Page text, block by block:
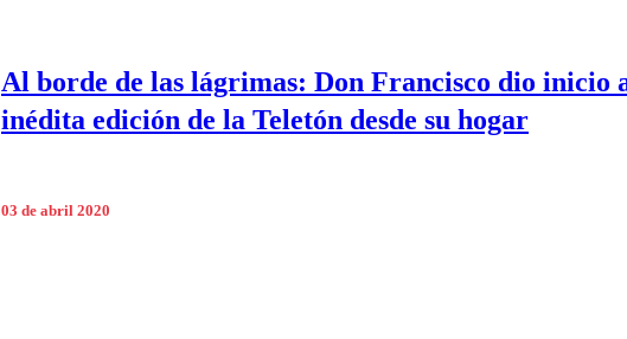
Al borde de las lágrimas: Don Francisco dio inicio
inédita edición de la Teletón desde su hogar
03 de abril 2020